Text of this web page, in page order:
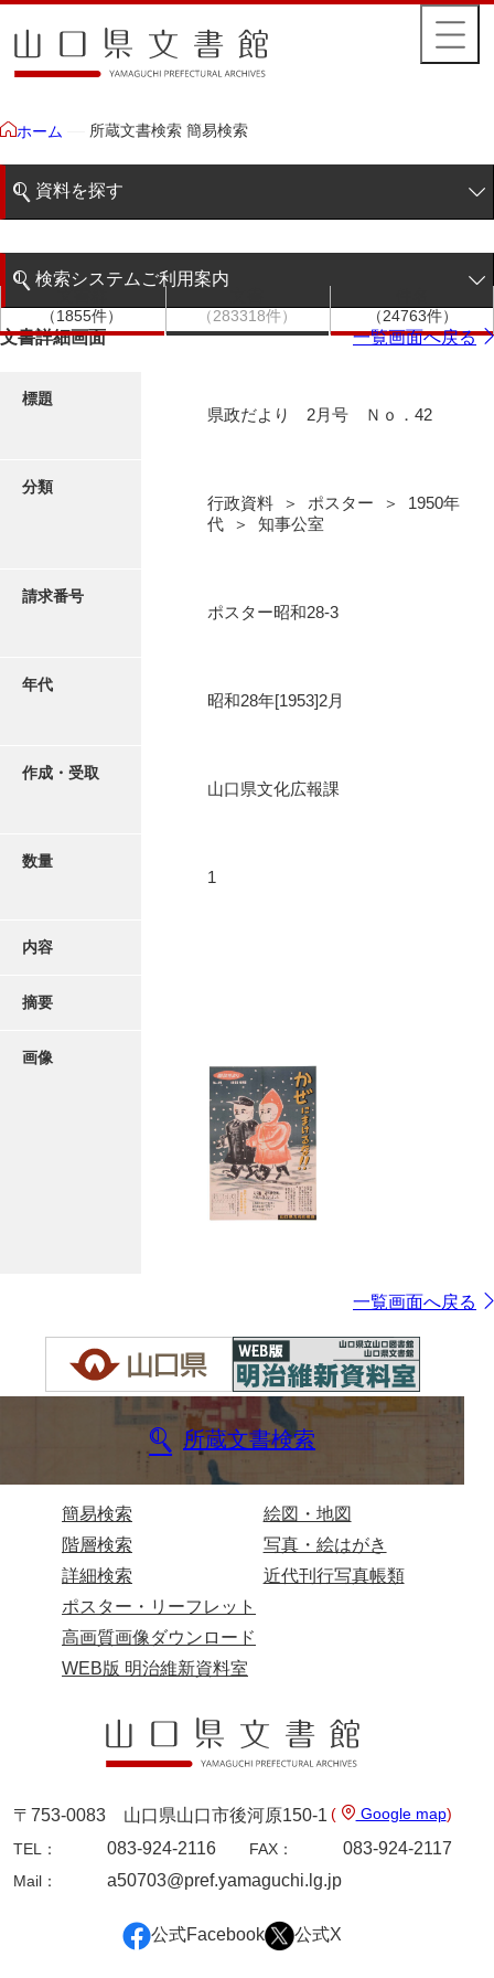
ホーム 所蔵文書検索 簡易検索
資料を探す
階層検索
写真・絵はがき
検索システムご利用案内
検索システムの利用について
（1855件）
（283318件）
（24763件）
文書詳細画面 一覧画面へ戻る
標題
県政だより 2月号 Ｎｏ．42
分類
行政資料 ＞ ポスター ＞ 1950年
代 ＞ 知事公室
請求番号
ポスター昭和28-3
年代
昭和28年[1953]2月
作成・受取
山口県文化広報課
数量
1
内容
摘要
画像
一覧画面へ戻る
所蔵文書検索
簡易検索
階層検索
詳細検索
絵図・地図
写真・絵はがき
近代刊行写真帳類
ポスター・リーフレット
高画質画像ダウンロード
WEB版 明治維新資料室
〒753-0083 山口県山口市後河原150-1 ( Google map)
TEL：
083-924-2116 FAX： 083-924-2117
Mail： a50703@pref.yamaguchi.lg.jp
公式Facebook 公式X